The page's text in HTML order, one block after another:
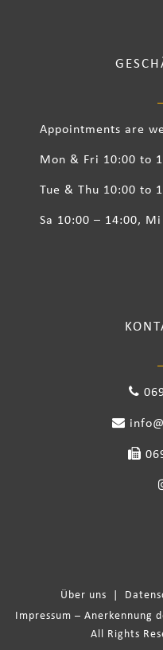
Appointments are
Mon & Fri 10:00 to
Tue & Thu 10:00 to
Sa 10:00 – 14:00, Mi
Über uns
Impressum – Anerkennung
All Rights